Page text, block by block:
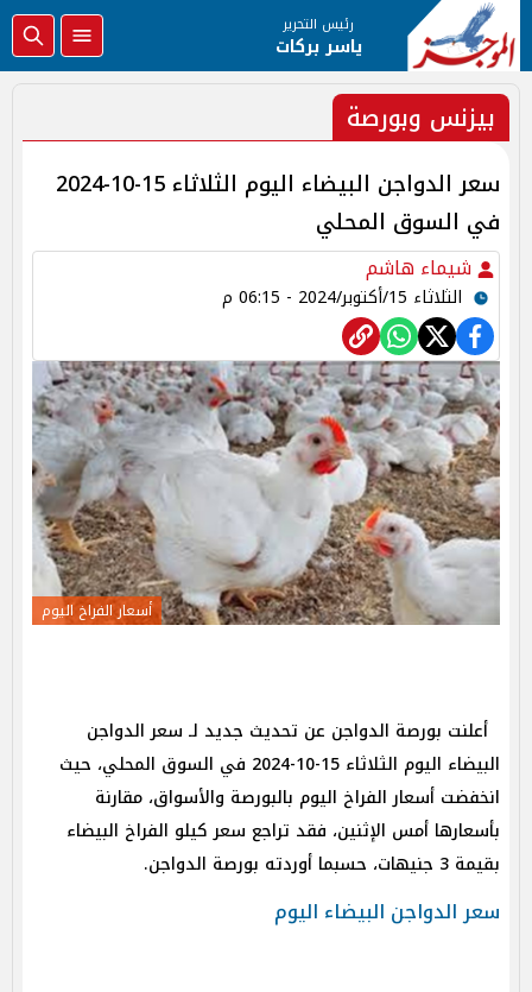
رئيس التحرير
ياسر بركات
بيزنس وبورصة
سعر الدواجن البيضاء اليوم الثلاثاء 15-10-2024
في السوق المحلي
شيماء هاشم
الثلاثاء 15/أكتوبر/2024 - 06:15 م
أسعار الفراخ اليوم
أعلنت بورصة الدواجن عن تحديث جديد لـ سعر الدواجن
البيضاء اليوم الثلاثاء 15-10-2024 في السوق المحلي، حيث
انخفضت أسعار الفراخ اليوم بالبورصة والأسواق، مقارنة
بأسعارها أمس الإثنين، فقد تراجع سعر كيلو الفراخ البيضاء
بقيمة 3 جنيهات، حسبما أوردته بورصة الدواجن.
سعر الدواجن البيضاء اليوم